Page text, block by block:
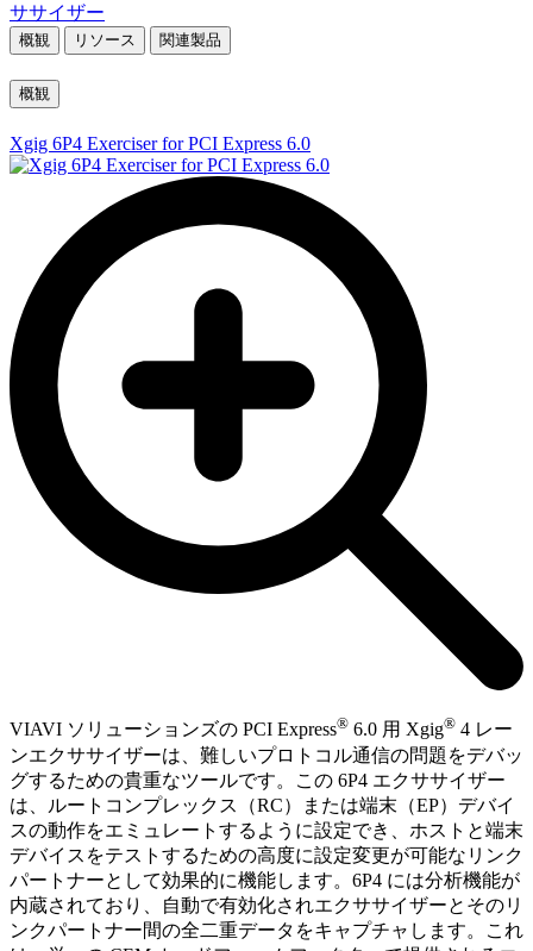
ササイザー
概観 リソース 関連製品
概観
Xgig 6P4 Exerciser for PCI Express 6.0
VIAVI ソリューションズの PCI Express® 6.0 用 Xgig® 4 レー
ンエクササイザーは、難しいプロトコル通信の問題をデバッ
グするための貴重なツールです。この 6P4 エクササイザー
は、ルートコンプレックス（RC）または端末（EP）デバイ
スの動作をエミュレートするように設定でき、ホストと端末
デバイスをテストするための高度に設定変更が可能なリンク
パートナーとして効果的に機能します。6P4 には分析機能が
内蔵されており、自動で有効化されエクササイザーとそのリ
ンクパートナー間の全二重データをキャプチャします。これ